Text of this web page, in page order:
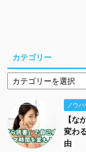
カテゴリー
ノウハ
【な
変わ
由